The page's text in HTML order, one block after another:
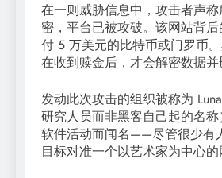
在一则威胁信息中，攻击者声
密，平台已被攻破。该网站背
付 5 万美元的比特币或门罗币
在收到赎金后，才会解密数据并
发动此次攻击的组织被称为
研究人员而非黑客自己起的名
软件活动而闻名——尽管很少有
目标对准一个以艺术家为中心的